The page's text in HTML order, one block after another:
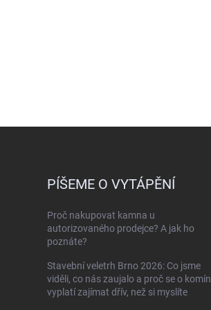
PÍŠEME O VYTÁPĚNÍ
Proč nakupovat kamna u
autorizovaného prodejce? A jak ho
poznáte?
Stavební veletrh Brno 2026: Co jsme
viděli, co nás zaujalo a proč se o komín
vyplatí zajímat dřív, než si myslíte